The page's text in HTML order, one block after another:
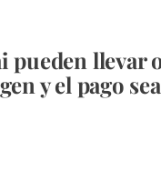
pueden llevar
y el pago